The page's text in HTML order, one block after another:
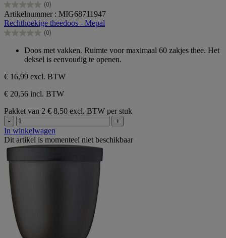
(0)
0.0
van
de
5
Artikelnummer : MIG68711947
Rechthoekige theedoos - Mepal
(0)
0.0
sterren.
Doos met vakken. Ruimte voor maximaal 60 zakjes thee. Het
deksel is eenvoudig te openen.
€ 16,99 excl. BTW
€ 20,56 incl. BTW
Pakket van 2 € 8,50 excl. BTW per stuk
- +
In winkelwagen
Dit artikel is momenteel niet beschikbaar